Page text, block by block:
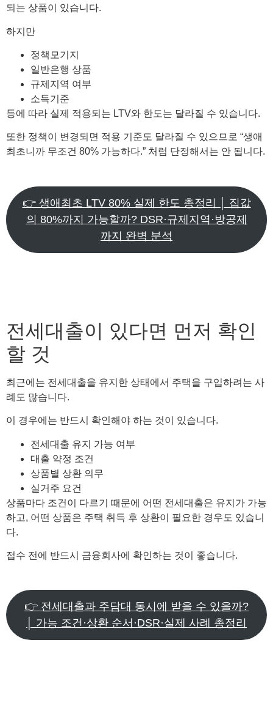
되는 상품이 있습니다.
하지만
정책모기지
일반은행 상품
규제지역 여부
소득기준
등에 따라 실제 적용되는 LTV와 한도는 달라질 수 있습니다.
또한 정책이 변경되면 적용 기준도 달라질 수 있으므로 “생애
최초니까 무조건 80% 가능하다.” 처럼 단정해서는 안 됩니다.
👉 생애최초 LTV 80% 실제 한도 총정리 │ 집값
의 80%까지 가능할까? DSR·규제지역·방공제
까지 완벽 분석
전세대출이 있다면 먼저 확인
할 것
최근에는 전세대출을 유지한 상태에서 주택을 구입하려는 사
례도 많습니다.
이 경우에는 반드시 확인해야 하는 것이 있습니다.
전세대출 유지 가능 여부
대출 약정 조건
상품별 상환 의무
실거주 요건
상품마다 조건이 다르기 때문에 어떤 전세대출은 유지가 가능
하고, 어떤 상품은 주택 취득 후 상환이 필요한 경우도 있습니
다.
접수 전에 반드시 금융회사에 확인하는 것이 좋습니다.
👉 전세대출과 주담대 동시에 받을 수 있을까?
│ 가능 조건·상환 순서·DSR·실제 사례 총정리